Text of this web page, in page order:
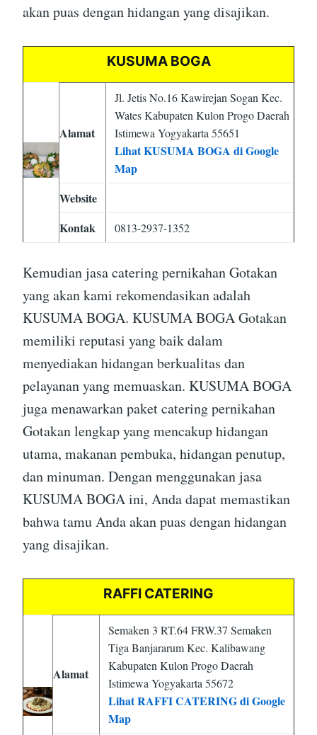
akan puas dengan hidangan yang disajikan.
KUSUMA BOGA
Alamat
Jl. Jetis No.16 Kawirejan Sogan Kec.
Wates Kabupaten Kulon Progo Daerah
Istimewa Yogyakarta 55651
Lihat KUSUMA BOGA di Google
Map
Website
Kontak
0813-2937-1352
Kemudian jasa catering pernikahan Gotakan
yang akan kami rekomendasikan adalah
KUSUMA BOGA. KUSUMA BOGA Gotakan
memiliki reputasi yang baik dalam
menyediakan hidangan berkualitas dan
pelayanan yang memuaskan. KUSUMA BOGA
juga menawarkan paket catering pernikahan
Gotakan lengkap yang mencakup hidangan
utama, makanan pembuka, hidangan penutup,
dan minuman. Dengan menggunakan jasa
KUSUMA BOGA ini, Anda dapat memastikan
bahwa tamu Anda akan puas dengan hidangan
yang disajikan.
RAFFI CATERING
Alamat
Semaken 3 RT.64 FRW.37 Semaken
Tiga Banjararum Kec. Kalibawang
Kabupaten Kulon Progo Daerah
Istimewa Yogyakarta 55672
Lihat RAFFI CATERING di Google
Map